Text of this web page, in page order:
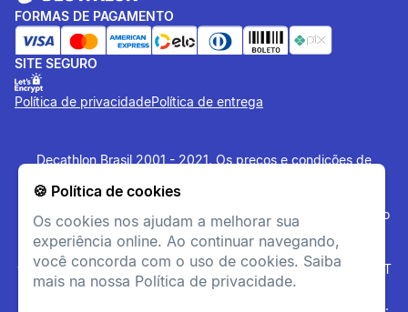
🍪 Política de cookies
Os cookies nos ajudam a melhorar sua
experiência online. Ao continuar navegando,
você concorda com o uso de cookies. Saiba
mais na nossa Política de privacidade.
FORMAS DE PAGAMENTO
SITE SEGURO
Política de privacidadePolítica de entrega
Decathlon Brasil 2001 - 2021. Os preços e condições de
lojas físicas. Os artigos disponibilizados no site tem estoque
limitado, sujeito à disponibilidade no momento da confirmação
do pagamento. Vendas sujeitas a análise e confirmação de
dados. O site www.decathlon.com.bre
www.decathlonpro.com.br são administrados por: IGUASPORT
LTDA CNPJ 02.314.041/0021-21. Rua AV. Cerqueira César
Coimbra, 626, Alphaville Industrial, Barueri - SP - 06465-090.